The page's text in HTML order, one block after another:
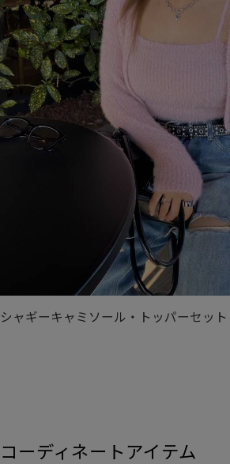
シャギーキャミソール・トッパーセット
コーディネートアイテム